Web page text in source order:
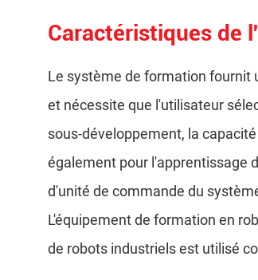
Caractéristiques de
Le système de formation fournit
et nécessite que l'utilisateur
sous-développement, la
également pour l'apprentissage
d'unité de commande du
L'équipement de formation en
de robots industriels est utilisé